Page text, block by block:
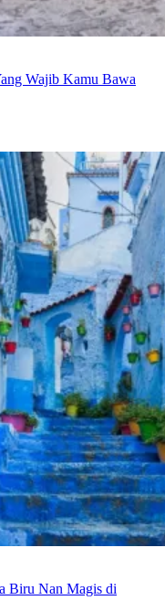
Wajib Kamu Bawa
Biru Nan Magis di